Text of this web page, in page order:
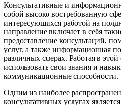
Консультативные и
собой высоко востребованную
интересующихся работой на
направление включает в себя
предоставление консультаций,
услуг, а также информационная
различных сферах. Работая в
использовать свои знания и
коммуникационные способности.
Одним из наиболее
консультативных услугах